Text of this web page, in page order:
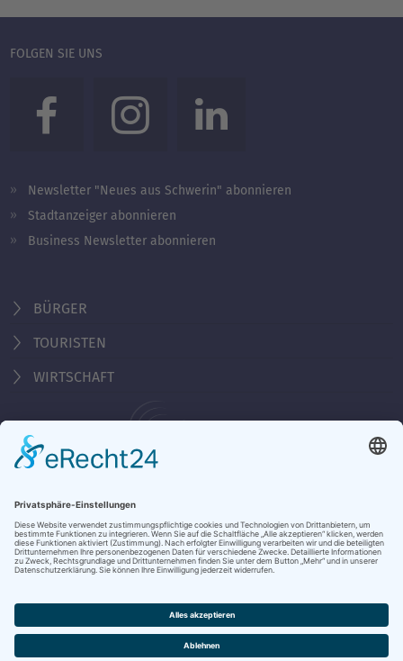
FOLGEN SIE UNS
Newsletter "Neues aus Schwerin" abonnieren
Stadtanzeiger abonnieren
Business Newsletter abonnieren
BÜRGER
TOURISTEN
WIRTSCHAFT
Behördennummer 115
KONTAKT
NOTRUFE & HOTLINES
JOBS
STADTANZEIGER
BROSCHÜREN
PRESSE
DATENSCHUTZ